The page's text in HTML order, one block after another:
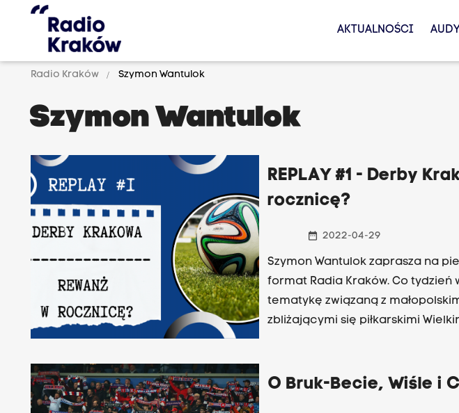
AKTUALNOŚCI
Radio Kraków Szymon Wantulok
Szymon Wantulok
REPLAY #1 - Derby
rocznicę?
date_range 2022-04-29
Szymon Wantulok zaprasza na
format Radia Kraków. Co
tematykę związaną z
zbliżającymi się piłkarskimi
O Bruk-Becie, Wiśle i